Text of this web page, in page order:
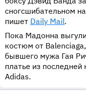
сногсшибательном
пишет Daily Mail.
Пока Мадонна
костюм от
бывшего мужа Гая
платье из
Adidas.